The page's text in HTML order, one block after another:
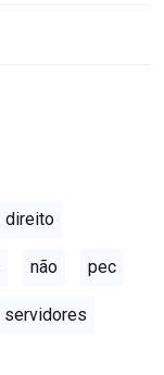
direito
não pec
servidores